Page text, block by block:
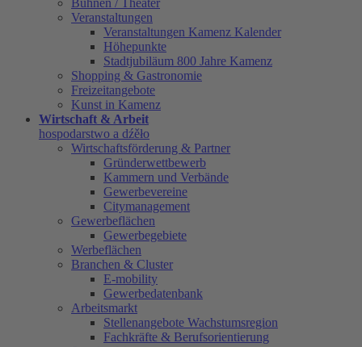
Bühnen / Theater
Veranstaltungen
Veranstaltungen Kamenz Kalender
Höhepunkte
Stadtjubiläum 800 Jahre Kamenz
Shopping & Gastronomie
Freizeitangebote
Kunst in Kamenz
Wirtschaft & Arbeit
hospodarstwo a dźěło
Wirtschaftsförderung & Partner
Gründerwettbewerb
Kammern und Verbände
Gewerbevereine
Citymanagement
Gewerbeflächen
Gewerbegebiete
Werbeflächen
Branchen & Cluster
E-mobility
Gewerbedatenbank
Arbeitsmarkt
Stellenangebote Wachstumsregion
Fachkräfte & Berufsorientierung